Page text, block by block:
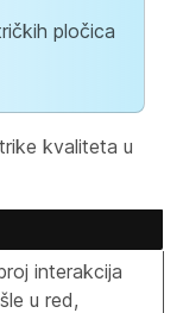
pločica
kvaliteta u
interakcija
u red,